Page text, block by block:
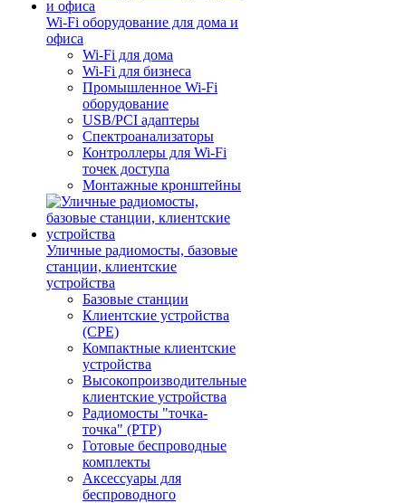
Wi-Fi оборудование для дома и
офиса
Wi-Fi для дома
Wi-Fi для бизнеса
Промышленное Wi-Fi
оборудование
USB/PCI адаптеры
Cпектроанализаторы
Контроллеры для Wi-Fi
точек доступа
Монтажные кронштейны
Уличные радиомосты, базовые
станции, клиентские
устройства
Базовые станции
Клиентские устройства
(CPE)
Компактные клиентские
устройства
Высокопроизводительные
клиентские устройства
Радиомосты "точка-
точка" (PTP)
Готовые беспроводные
комплекты
Аксессуары для
беспроводного